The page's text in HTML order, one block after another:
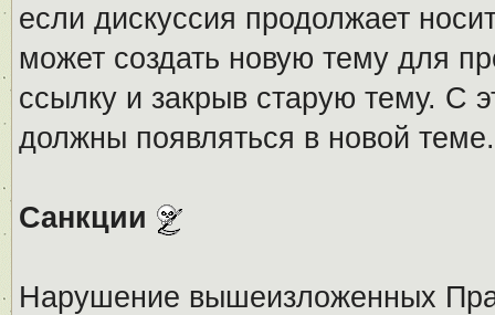
если дискуссия продолжает
может создать новую тему для
ссылку и закрыв старую тему. С
должны появляться в новой теме.
Санкции
Нарушение вышеизложенных